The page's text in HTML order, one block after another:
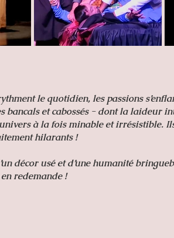
le quotidien, les passions
bancals et cabossés - dont la laideur
à la fois minable et irrésistible.
hilarants !
décor usé et d’une humanité
redemande !